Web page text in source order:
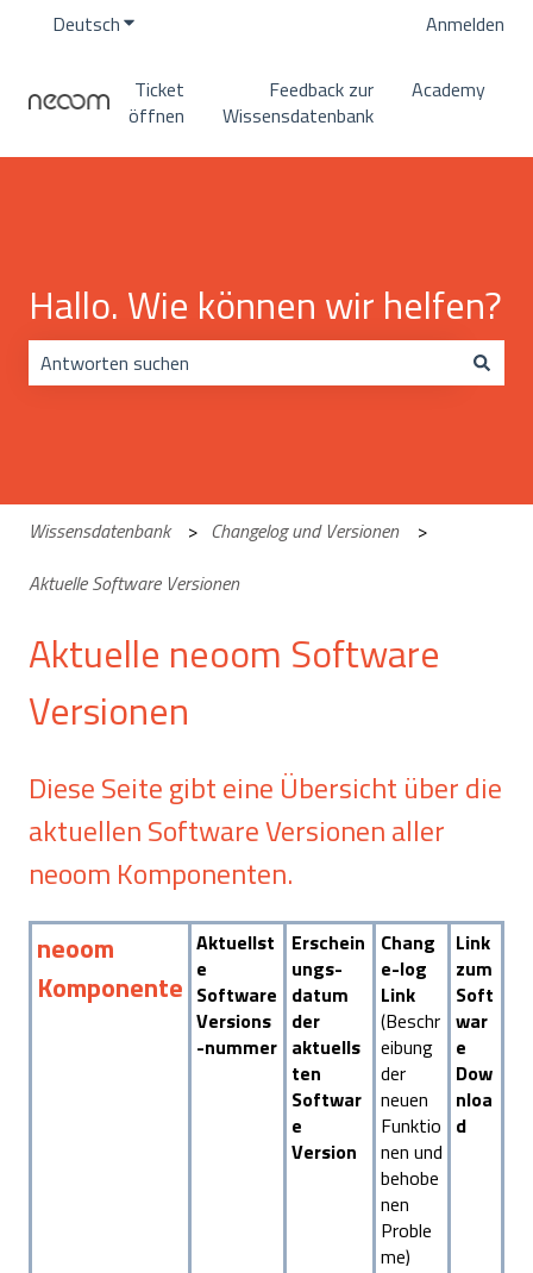
DeutschUntermenü für Übersetzungen anzeigenAnmelden
Ticket
öffnen
Feedback zur
Wissensdatenbank
Academy
Hallo. Wie können wir helfen?
Wissensdatenbank
Changelog und Versionen
Aktuelle Software Versionen
Aktuelle neoom Software
Versionen
Diese Seite gibt eine Übersicht über die
aktuellen Software Versionen aller
neoom Komponenten.
neoom
Komponente
Aktuellst
e
Software
Versions
-nummer
Erschein
ungs-
datum
der
aktuells
ten
Softwar
e
Version
Chang
e-log
Link
(Beschr
eibung
der
neuen
Funktio
nen und
behobe
nen
Proble
me)
Link
zum
Soft
war
e
Dow
nloa
d